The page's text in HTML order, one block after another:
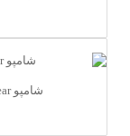
شامپو Clear مدل Cool Sport حجم 315 میلی لیتر